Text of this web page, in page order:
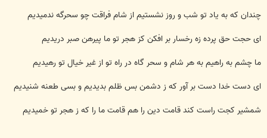
چندان که به یاد تو شب و روز نشستیم از شام فراقت چو سحرگه ندمیدیم
ای حجت حق پرده زه رخسار بر افکن کز هجر تو ما پیرهن صبر دریدیم
ما چشم به راهیم به هر شام و سحر گاه در راه تو از غیر خیال تو رهیدیم
ای دست خدا دست بر آور که ز دشمن بس ظلم بدیدیم و بسی طعنه شنیدیم
شمشیر کجت راست کند قامت دین را هم قامت ما را که ز هجر تو خمیدیم